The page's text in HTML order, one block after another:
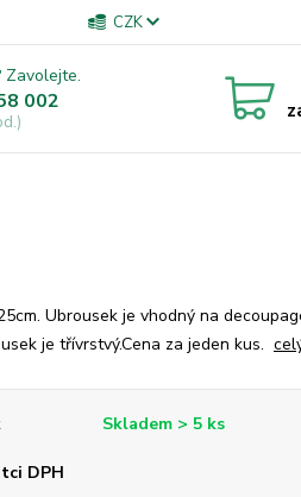
CZK
Zavolejte.
002
Ubrousek je vhodný na
je třívrstvý.Cena za jeden kus.
Skladem > 5 ks
DPH